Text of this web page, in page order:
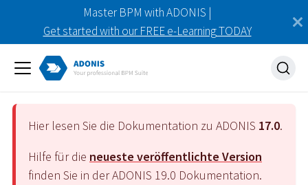
Master BPM with ADONIS |
Get started with our FREE e-Learning TODAY
Hier lesen Sie die Dokumentation zu ADONIS 17.0.
Hilfe für die neueste veröffentlichte Version
finden Sie in der ADONIS 19.0 Dokumentation.